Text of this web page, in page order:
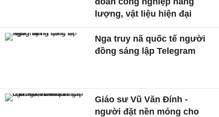
lượng, vật liệu hiện đại
Nga truy nã quốc tế người
đồng sáng lập Telegram
Giáo sư Vũ Văn Đính -
người đặt nền móng cho